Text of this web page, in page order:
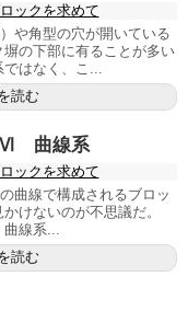
ックを求めて
や角型の穴が開いている
の下部に有ることが多い
はなく、こ...
読む
Ⅵ 曲線系
ックを求めて
曲線で構成されるブロッ
けないのが不思議だ。
線系...
読む